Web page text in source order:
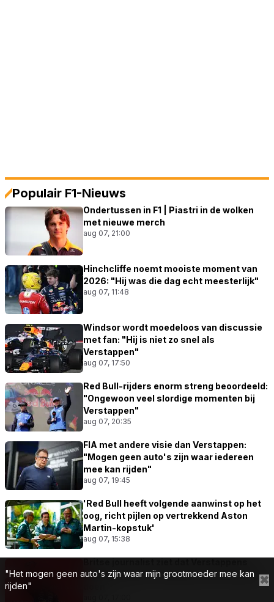
Populair F1-Nieuws
Ondertussen in F1 | Piastri in de wolken
met nieuwe merch
aug 07, 21:00
Hinchcliffe noemt mooiste moment van
2026: "Hij was die dag echt meesterlijk"
aug 07, 11:48
Windsor wordt moedeloos van discussie
met fan: "Hij is niet zo snel als
Verstappen"
aug 07, 17:50
Red Bull-rijders enorm streng beoordeeld:
"Ongewoon veel slordige momenten bij
Verstappen"
aug 07, 20:35
FIA met andere visie dan Verstappen:
"Mogen geen auto's zijn waar iedereen
mee kan rijden"
aug 07, 19:45
'Red Bull heeft volgende aanwinst op het
oog, richt pijlen op vertrekkend Aston
Martin-kopstuk'
aug 07, 15:38
geduld opraakt: "Hij gaat dat niet eeuwig
"Het mogen geen auto's zijn waar mijn grootmoeder mee kan
rijden"
✖